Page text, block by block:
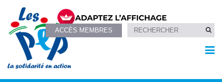
ACCÈS MEMBRES